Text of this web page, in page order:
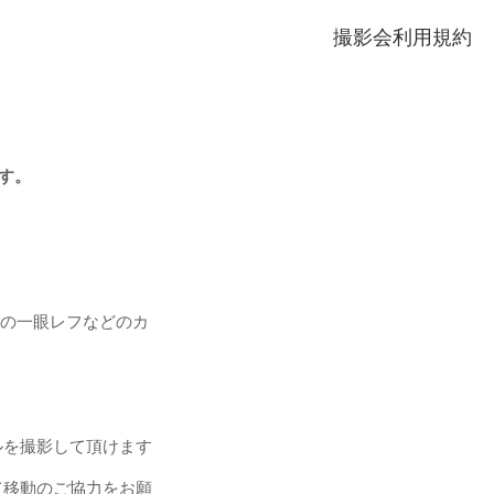
撮影会利用規約
。
一眼レフなどのカ
撮影して頂けます
動のご協力をお願